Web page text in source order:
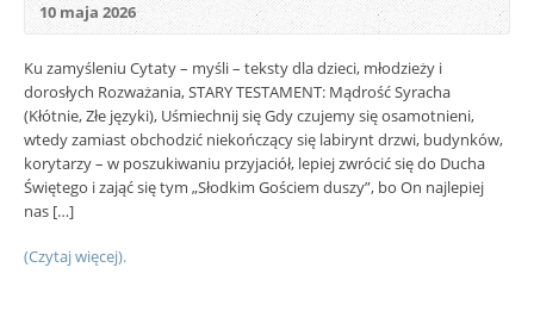
10 maja 2026
Ku zamyśleniu Cytaty – myśli – teksty dla dzieci, młodzieży i
dorosłych Rozważania, STARY TESTAMENT: Mądrość Syracha
(Kłótnie, Złe języki), Uśmiechnij się Gdy czujemy się osamotnieni,
wtedy zamiast obchodzić niekończący się labirynt drzwi, budynków,
korytarzy – w poszukiwaniu przyjaciół, lepiej zwrócić się do Ducha
Świętego i zająć się tym „Słodkim Gościem duszy”, bo On najlepiej
nas […]
(Czytaj więcej).